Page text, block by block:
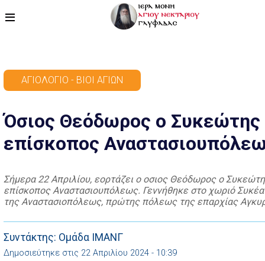
ΠΡΟΓΡΑΜΜΑ
ΒΙΝΤΕΟ
ΑΡΘΡΟΓΡΑΦΙΑ
ΕΠΙΚΟΙΝΩΝΙΑ
ΑΓΙΟΛΌΓΙΟ - ΒΊΟΙ ΑΓΊΩΝ
Όσιος Θεόδωρος ο Συκεώτης
επίσκοπος
Σήμερα 22 Απριλίου, εορτάζει ο οσιος Θεόδωρος ο
επίσκοπος Αναστασιουπόλεως. Γεννήθηκε στο χωριό
της Αναστασιοπόλεως, πρώτης πόλεως της επαρχίας
(ταχυδρόμος) του βασιλέως Ιουστινιανού. Η εκ πορνείας
Οσίου δεν εμπόδισε τον Θεό να τον αναδείξει Αρχιερέα
να […]
Συντάκτης: Ομάδα ΙΜΑΝΓ
Δημοσιεύτηκε στις 22 Απριλίου 2024 - 10:39